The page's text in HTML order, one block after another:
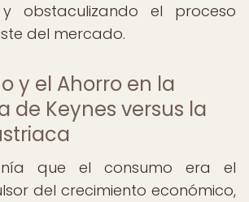
obstaculizando el proceso
del mercado.
y el Ahorro en la
de Keynes versus la
que el consumo era el
del crecimiento económico,